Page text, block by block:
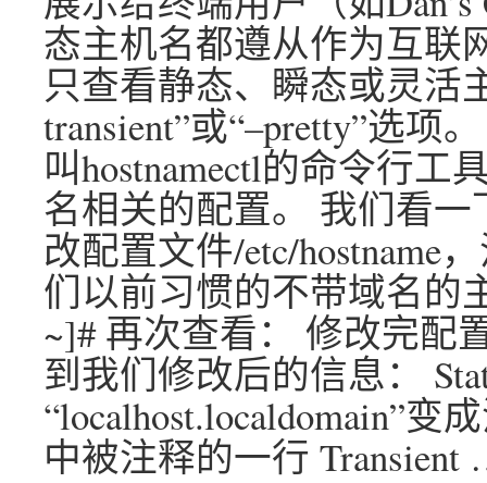
态主机名都遵从作为互联
只查看静态、瞬态或灵活
transient”或“–pretty”选项
叫hostnamectl的命令行
名相关的配置。 我们看一
改配置文件/etc/hostname
们以前习惯的不带域名的
~]# 再次查看： 修改完配
到我们修改后的信息：
“localhost.localdomain”变
中被注释的一行